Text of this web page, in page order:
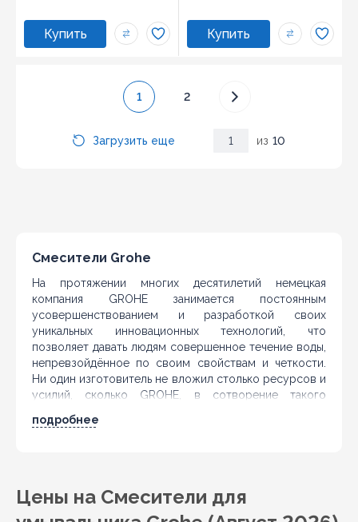
Загрузить еще
1 2
1 из 10
Смесители Grohe
На протяжении многих десятилетий немецкая
компания GROHE занимается постоянным
усовершенствованием и разработкой своих
уникальных инновационных технологий, что
позволяет давать людям совершенное течение воды,
непревзойдённое по своим свойствам и четкости.
Ни один изготовитель не вложил столько ресурсов и
усилий, сколько GROHE, в сотворение такого
миру использовать воду при оптимальном
внешним видом. Каждая модель — это отдельное
произведение искусства, создавая которое
подробнее
Цены на Смесители для